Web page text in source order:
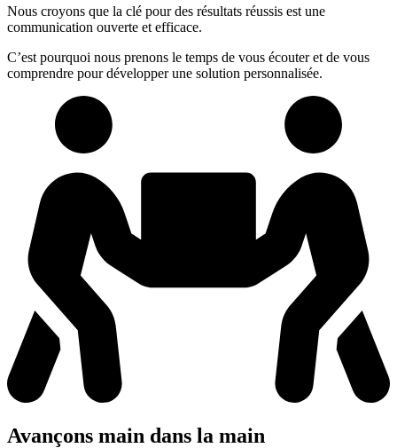
Nous croyons que la clé pour des résultats réussis est une
communication ouverte et efficace.
C’est pourquoi nous prenons le temps de vous écouter et de vous
comprendre pour développer une solution personnalisée.
Avançons main dans la main